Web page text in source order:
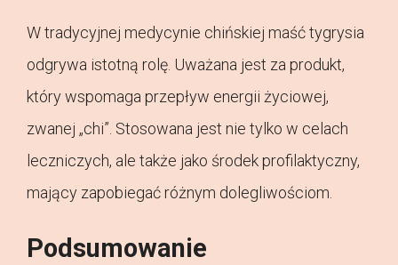
W tradycyjnej medycynie chińskiej maść tygrysia
odgrywa istotną rolę. Uważana jest za produkt,
który wspomaga przepływ energii życiowej,
zwanej „chi”. Stosowana jest nie tylko w celach
leczniczych, ale także jako środek profilaktyczny,
mający zapobiegać różnym dolegliwościom.
Podsumowanie